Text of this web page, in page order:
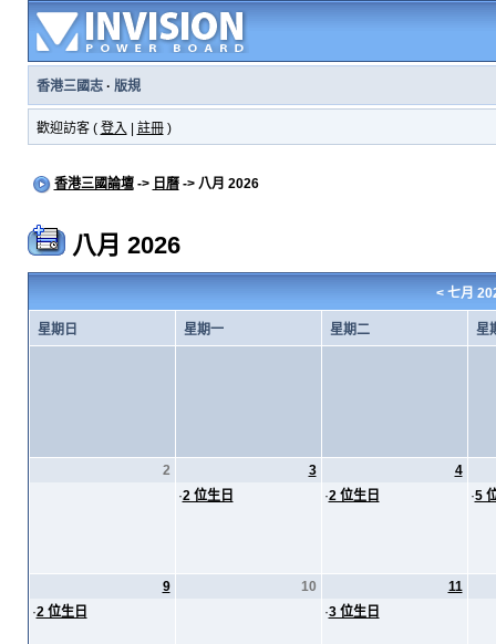
香港三國志· 版規
歡迎訪客 ( 登入 註冊)
香港三國論壇-> 日曆-> 八月 2026
八月 2026
< 七月
星期日 星期一 星期二 星
2
3
·2 位生日
4
·2 位生日 ·5
9
·2 位生日
10
11
·3 位生日